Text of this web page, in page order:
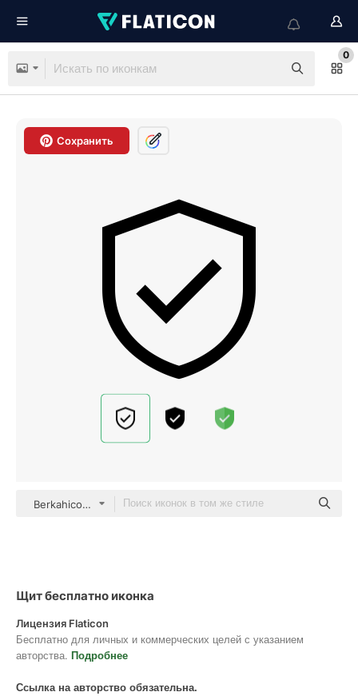
0
Сохранить
Berkahicon Lineal
Щит бесплатно иконка
Лицензия Flaticon
Бесплатно для личных и коммерческих целей с указанием
авторства. Подробнее
Ссылка на авторство обязательна.